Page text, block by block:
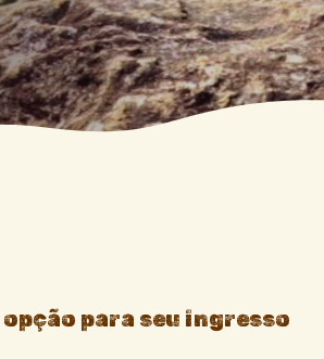
opção para seu ingresso